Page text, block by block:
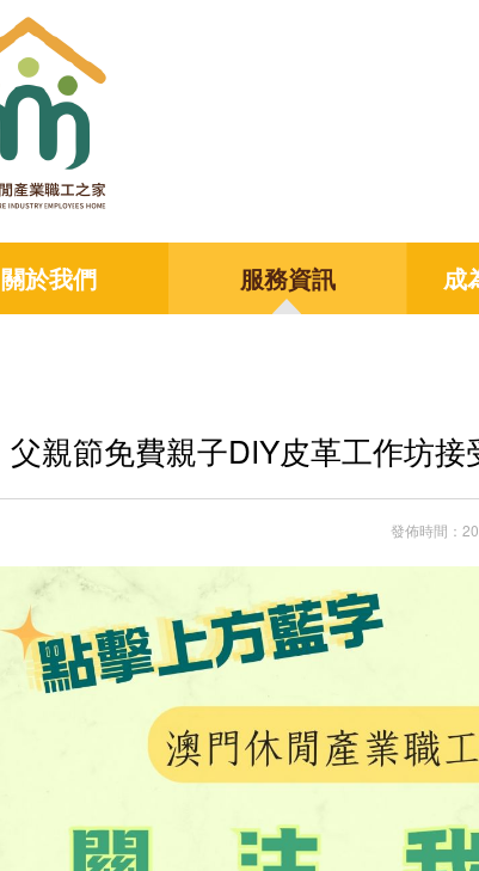
關於我們 服務資訊 成
父親節免費親子DIY皮革工作坊
發佈時間